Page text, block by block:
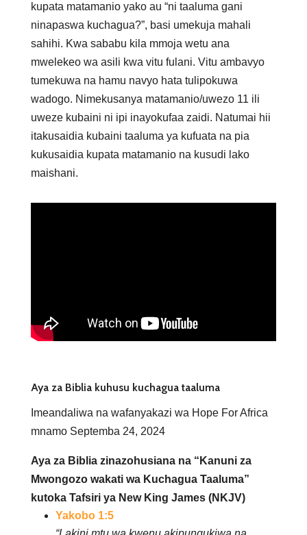
kupata matamanio yako au “ni taaluma gani
ninapaswa kuchagua?”, basi umekuja mahali
sahihi. Kwa sababu kila mmoja wetu ana
mwelekeo wa asili kwa vitu fulani. Vitu ambavyo
tumekuwa na hamu navyo hata tulipokuwa
wadogo. Nimekusanya matamanio/uwezo 11 ili
uweze kubaini ni ipi inayokufaa zaidi. Natumai hii
itakusaidia kubaini taaluma ya kufuata na pia
kukusaidia kupata matamanio na kusudi lako
maishani.
Aya za Biblia kuhusu kuchagua taaluma
Imeandaliwa na wafanyakazi wa Hope For Africa
mnamo Septemba 24, 2024
Aya za Biblia zinazohusiana na “Kanuni za
Mwongozo wakati wa Kuchagua Taaluma”
kutoka Tafsiri ya New King James (NKJV)
Yakobo 1:5